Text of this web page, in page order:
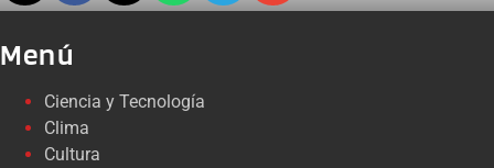
Menú
Ciencia y Tecnología
Clima
Cultura